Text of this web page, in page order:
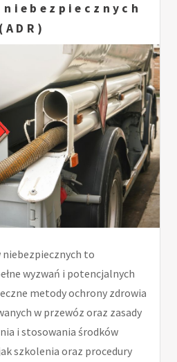
(ADR)
to
wyzwań i potencjalnych
metody ochrony zdrowia
w przewóz oraz zasady
i stosowania środków
szkolenia oraz procedury